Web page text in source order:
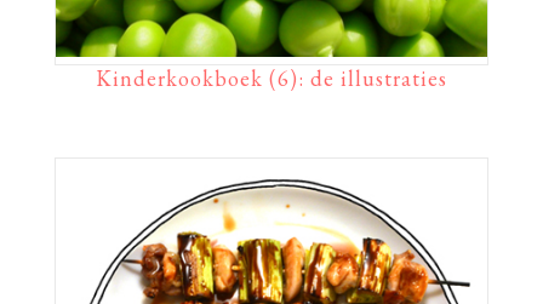
Kinderkookboek (6): de illustraties